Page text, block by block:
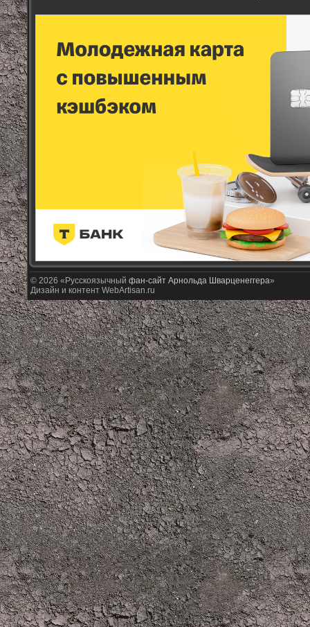
© 2026 «Русскоязычный фан-сайт Арнольда Шварценеггера»
Дизайн и контент WebArtisan.ru